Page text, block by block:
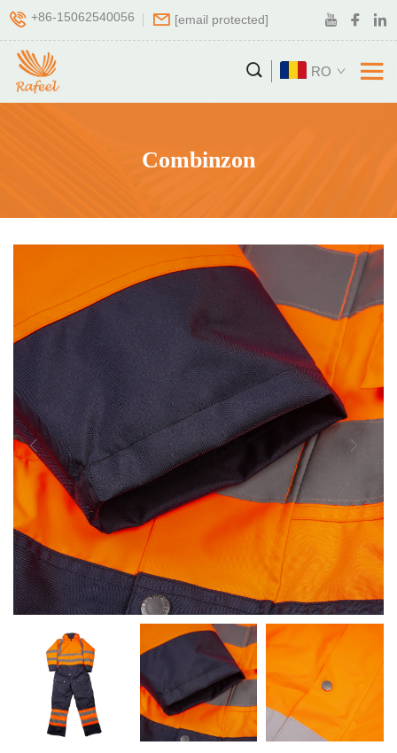
+86-15062540056 [email protected]
RO
Combinzon